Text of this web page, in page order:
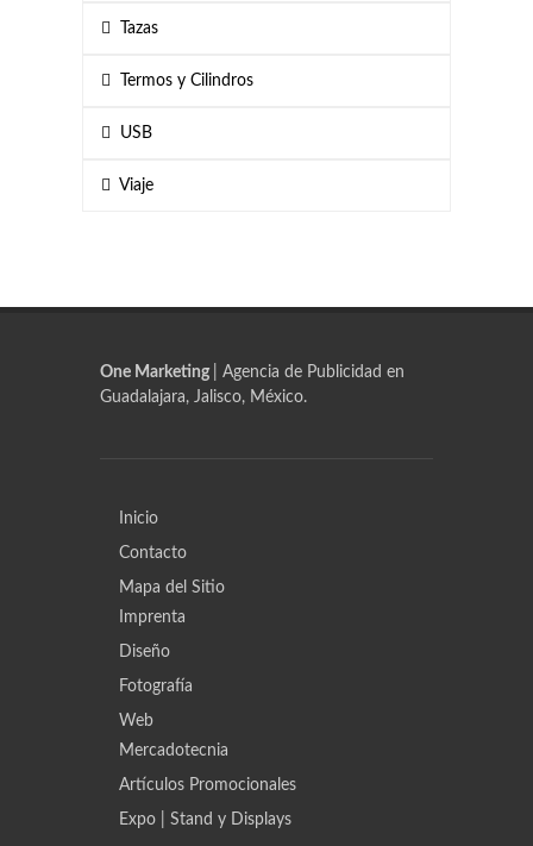
Tazas
Termos y Cilindros
USB
Viaje
One Marketing
| Agencia de Publicidad en
Guadalajara, Jalisco, México.
Inicio
Contacto
Mapa del Sitio
Imprenta
Diseño
Fotografía
Web
Mercadotecnia
Artículos Promocionales
Expo | Stand y Displays